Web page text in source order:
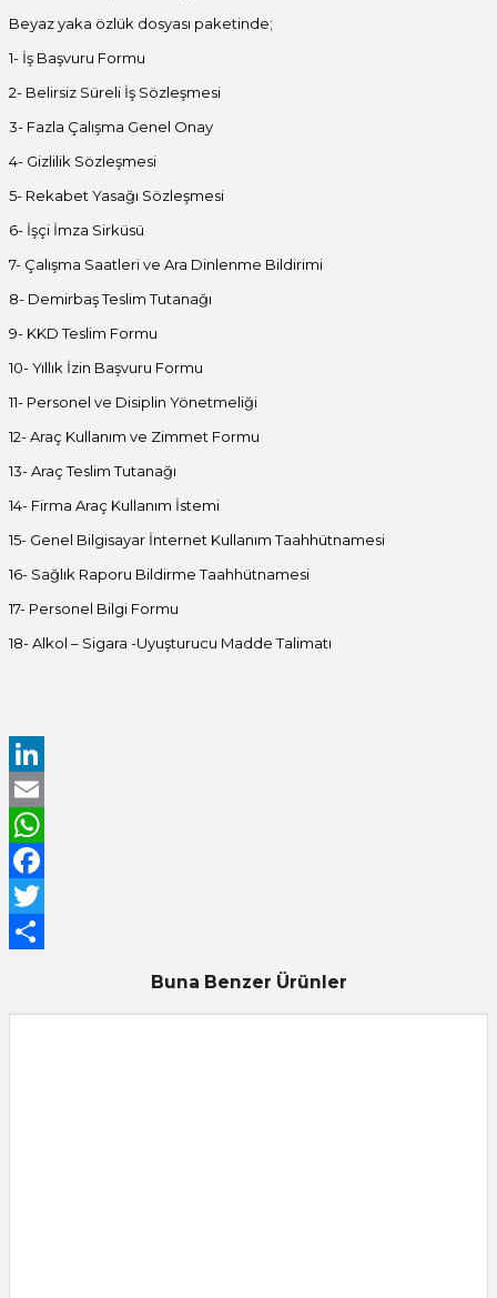
Beyaz yaka özlük dosyası paketinde;
1- İş Başvuru Formu
2- Belirsiz Süreli İş Sözleşmesi
3- Fazla Çalışma Genel Onay
4- Gizlilik Sözleşmesi
5- Rekabet Yasağı Sözleşmesi
6- İşçi İmza Sirküsü
7- Çalışma Saatleri ve Ara Dinlenme Bildirimi
8- Demirbaş Teslim Tutanağı
9- KKD Teslim Formu
10- Yıllık İzin Başvuru Formu
11- Personel ve Disiplin Yönetmeliği
12- Araç Kullanım ve Zimmet Formu
13- Araç Teslim Tutanağı
14- Firma Araç Kullanım İstemi
15- Genel Bilgisayar İnternet Kullanım Taahhütnamesi
16- Sağlık Raporu Bildirme Taahhütnamesi
17- Personel Bilgi Formu
18- Alkol – Sigara -Uyuşturucu Madde Talimatı
LinkedIn
Email
WhatsApp
Facebook
Twitter
Buna Benzer Ürünler